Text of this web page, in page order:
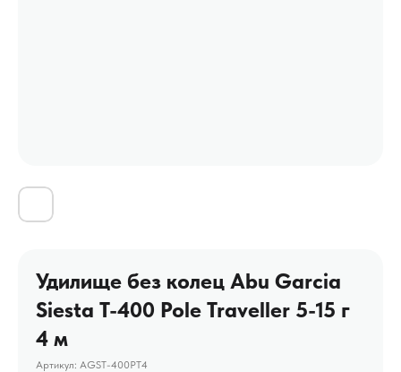
Удилище без колец Abu Garcia
Siesta T-400 Pole Traveller 5-15 г
4 м
Артикул: AGST-400PT4